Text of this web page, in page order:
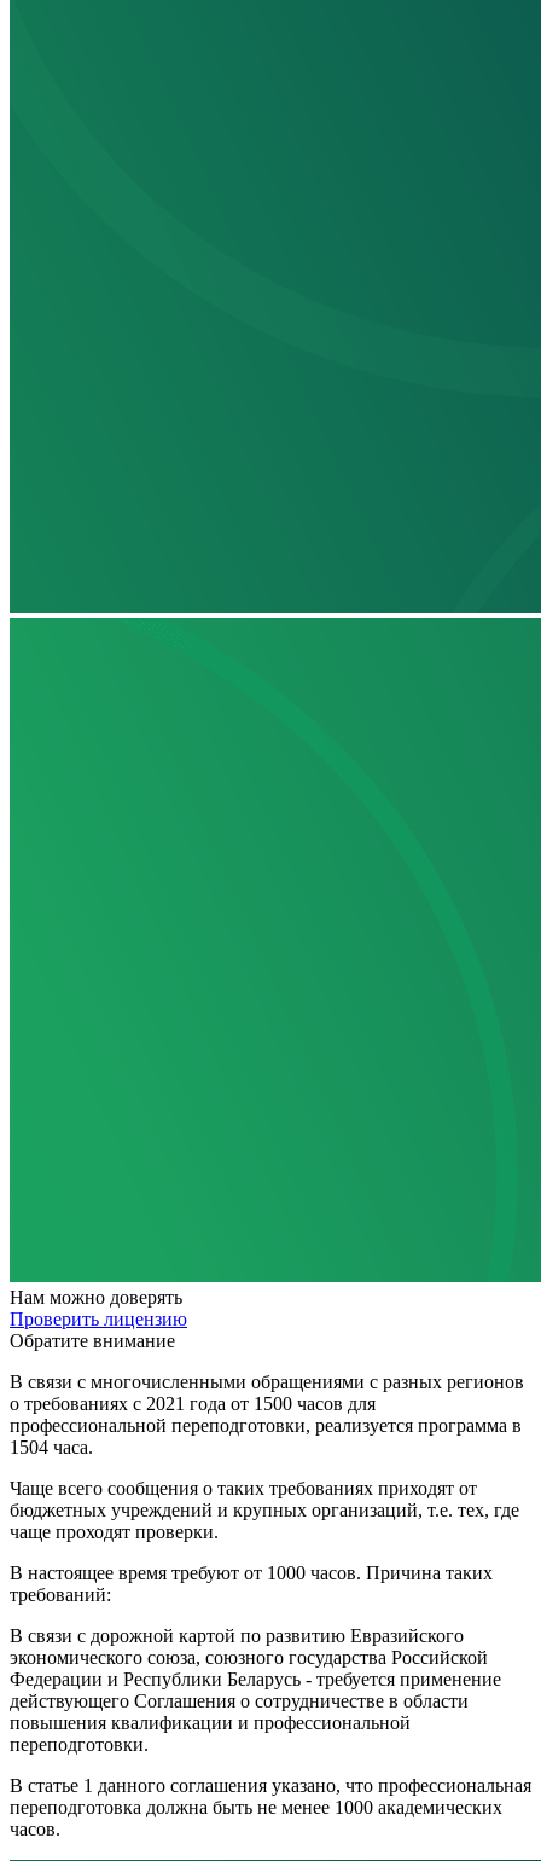
Нам можно доверять
Проверить лицензию
Обратите внимание
В связи с многочисленными обращениями с разных регионов
о требованиях с 2021 года от 1500 часов для
профессиональной переподготовки, реализуется программа в
1504 часа.
Чаще всего сообщения о таких требованиях приходят от
бюджетных учреждений и крупных организаций, т.е. тех, где
чаще проходят проверки.
В настоящее время требуют от 1000 часов. Причина таких
требований:
В связи с дорожной картой по развитию Евразийского
экономического союза, союзного государства Российской
Федерации и Республики Беларусь - требуется применение
действующего Соглашения о сотрудничестве в области
повышения квалификации и профессиональной
переподготовки.
В статье 1 данного соглашения указано, что профессиональная
переподготовка должна быть не менее 1000 академических
часов.